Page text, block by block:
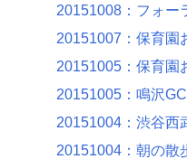
20151008：フォー
20151007：保育園
20151005：保育園
20151005：鳴沢GC
20151004：渋谷西
20151004：朝の散